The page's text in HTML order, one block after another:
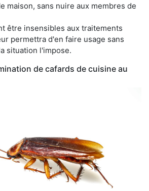
maison, sans nuire aux membres de
être insensibles aux traitements
permettra d'en faire usage sans
situation l'impose.
de cafards de cuisine au